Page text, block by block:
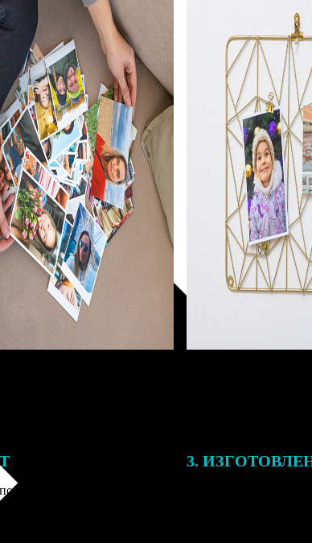
заказа к печати
могут связаться с Вами
телефону или email для
деталей.
3.
Оплатите заказ
оплаты получите
описанием заказа.